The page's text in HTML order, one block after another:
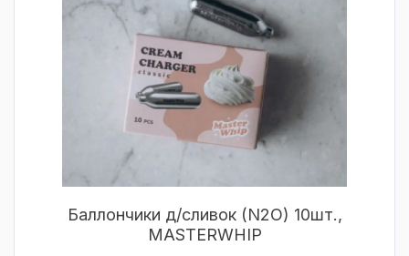
Баллончики д/сливок (N2O) 10шт.,
MASTERWHIP